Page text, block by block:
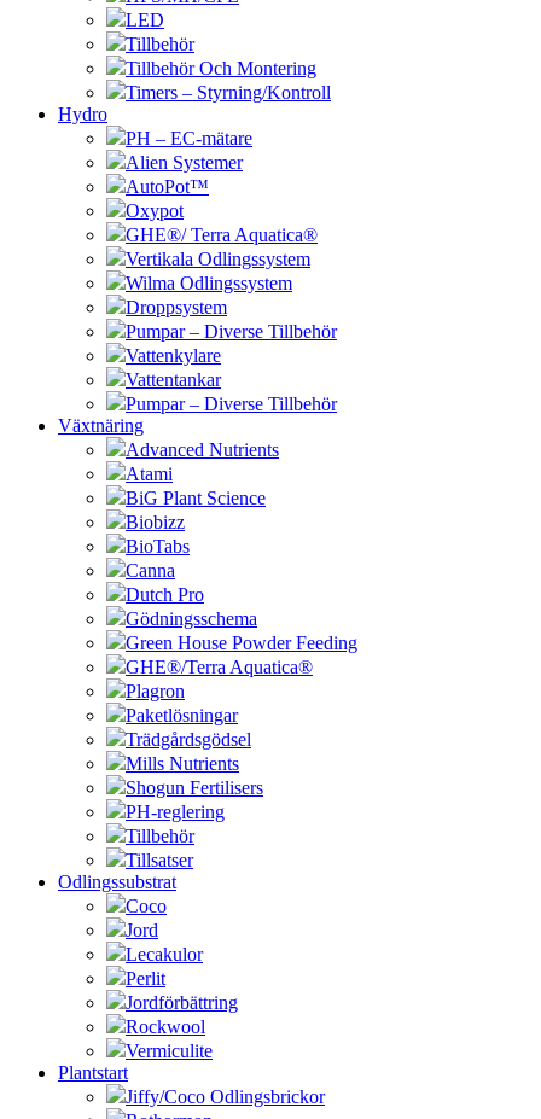
LED
Tillbehör
Tillbehör Och Montering
Timers – Styrning/Kontroll
Hydro
PH – EC-mätare
Alien Systemer
AutoPot™
Oxypot
GHE®/ Terra Aquatica®
Vertikala Odlingssystem
Wilma Odlingssystem
Droppsystem
Pumpar – Diverse Tillbehör
Vattenkylare
Vattentankar
Pumpar – Diverse Tillbehör
Växtnäring
Advanced Nutrients
Atami
BiG Plant Science
Biobizz
BioTabs
Canna
Dutch Pro
Gödningsschema
Green House Powder Feeding
GHE®/Terra Aquatica®
Plagron
Paketlösningar
Trädgårdsgödsel
Mills Nutrients
Shogun Fertilisers
PH-reglering
Tillbehör
Tillsatser
Odlingssubstrat
Coco
Jord
Lecakulor
Perlit
Jordförbättring
Rockwool
Vermiculite
Plantstart
Jiffy/Coco Odlingsbrickor